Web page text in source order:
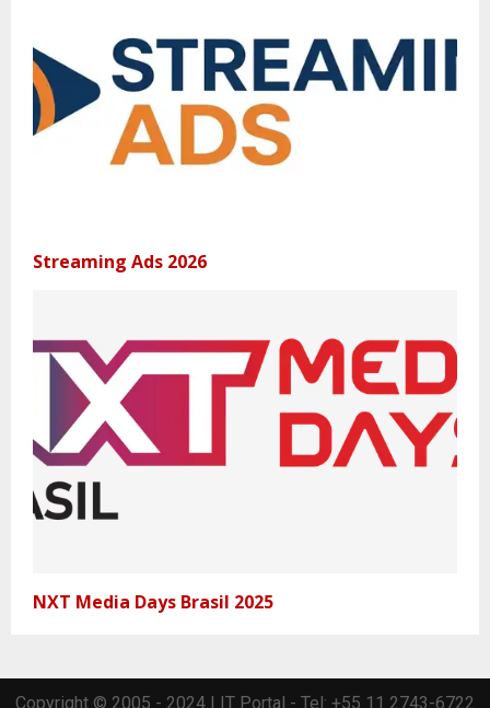
Streaming Ads 2026
NXT Media Days Brasil 2025
Copyright © 2005 - 2024 | IT Portal - Tel: +55 11 2743-6722